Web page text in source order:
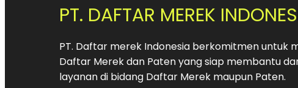
PT. DAFTAR MEREK
PT. Daftar merek Indonesia berkomitmen untuk
Daftar Merek dan Paten yang siap membantu
layanan di bidang Daftar Merek maupun Paten.